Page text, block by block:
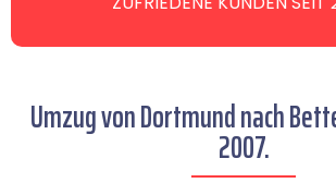
Umzug von Dortmund nach
2007.